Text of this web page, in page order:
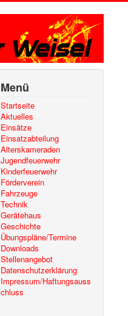
Menü
Startseite
Aktuelles
Einsätze
Einsatzabteilung
Alterskameraden
Jugendfeuerwehr
Kinderfeuerwehr
Förderverein
Fahrzeuge
Technik
Gerätehaus
Geschichte
Übungspläne/Termine
Downloads
Stellenangebot
Datenschutzerklärung
Impressum/Haftungsauss
chluss